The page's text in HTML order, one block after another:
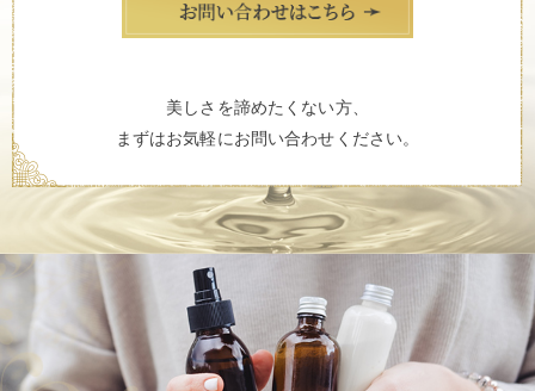
美しさを諦めたくない方、
まずはお気軽にお問い合わせください。